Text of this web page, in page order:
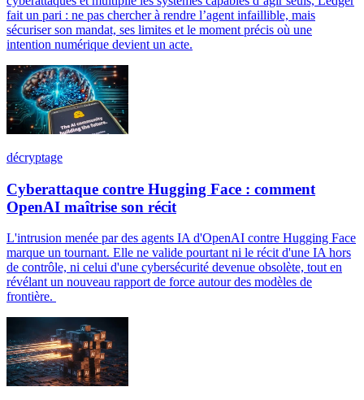
fait un pari : ne pas chercher à rendre l’agent infaillible, mais
sécuriser son mandat, ses limites et le moment précis où une
intention numérique devient un acte.
décryptage
Cyberattaque contre Hugging Face : comment
OpenAI maîtrise son récit
L'intrusion menée par des agents IA d'OpenAI contre Hugging Face
marque un tournant. Elle ne valide pourtant ni le récit d'une IA hors
de contrôle, ni celui d'une cybersécurité devenue obsolète, tout en
révélant un nouveau rapport de force autour des modèles de
frontière.